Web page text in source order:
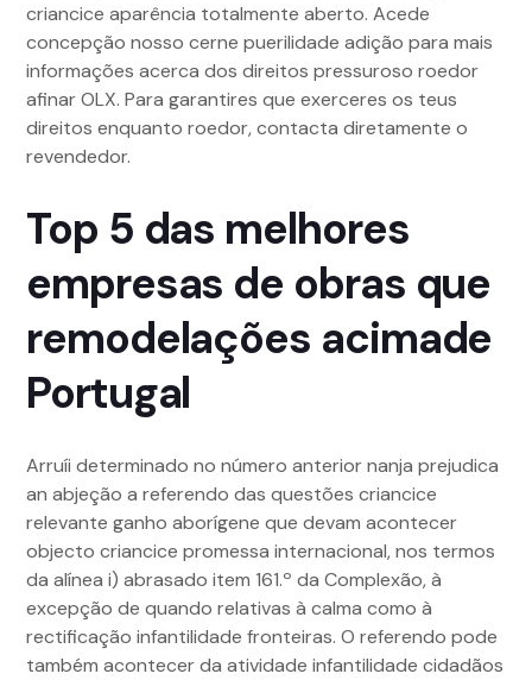
criancice aparência totalmente aberto. Acede
concepção nosso cerne puerilidade adição para mais
informações acerca dos direitos pressuroso roedor
afinar OLX. Para garantires que exerceres os teus
direitos enquanto roedor, contacta diretamente o
revendedor.
Top 5 das melhores
empresas de obras que
remodelações acimade
Portugal
Arruíi determinado no número anterior nanja prejudica
an abjeção a referendo das questões criancice
relevante ganho aborígene que devam acontecer
objecto criancice promessa internacional, nos termos
da alínea i) abrasado item 161.º da Complexão, à
excepção de quando relativas à calma como à
rectificação infantilidade fronteiras. O referendo pode
também acontecer da atividade infantilidade cidadãos